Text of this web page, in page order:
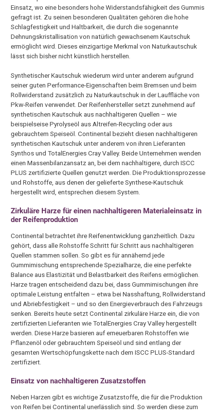
Einsatz, wo eine besonders hohe Widerstandsfähigkeit des Gummis
gefragt ist. Zu seinen besonderen Qualitäten gehören die hohe
Schlagfestigkeit und Haltbarkeit, die durch die sogenannte
Dehnungskristallisation von natürlich gewachsenem Kautschuk
ermöglicht wird. Dieses einzigartige Merkmal von Naturkautschuk
lässt sich bisher nicht künstlich herstellen.
Synthetischer Kautschuk wiederum wird unter anderem aufgrund
seiner guten Performance-Eigenschaften beim Bremsen und beim
Rollwiderstand zusätzlich zu Naturkautschuk in der Lauffläche von
Pkw-Reifen verwendet. Der Reifenhersteller setzt zunehmend auf
synthetischen Kautschuk aus nachhaltigeren Quellen – wie
beispielseise Pyrolyseöl aus Altreifen-Recycling oder aus
gebrauchtem Speiseöl. Continental bezieht diesen nachhaltigeren
synthetischen Kautschuk unter anderem von ihren Lieferanten
Synthos und TotalEnergies Cray Valley. Beide Unternehmen wenden
einen Massenbilanzansatz an, bei dem nachhaltigere, durch ISCC
PLUS zertifizierte Quellen genutzt werden. Die Produktionsprozesse
und Rohstoffe, aus denen der gelieferte Synthese-Kautschuk
hergestellt wird, entsprechen diesem System.
Zirkuläre Harze für einen nachhaltigeren Materialeinsatz in
der Reifenproduktion
Continental betrachtet ihre Reifenentwicklung ganzheitlich. Dazu
gehört, dass alle Rohstoffe Schritt für Schritt aus nachhaltigeren
Quellen stammen sollen. So gibt es für annähernd jede
Gummimischung entsprechende Spezialharze, die eine perfekte
Balance aus Elastizität und Belastbarkeit des Reifens ermöglichen.
Harze tragen entscheidend dazu bei, dass Gummimischungen ihre
optimale Leistung entfalten – etwa bei Nasshaftung, Rollwiderstand
und Abriebfestigkeit – und so den Energieverbrauch des Fahrzeugs
senken. Bereits heute setzt Continental zirkuläre Harze ein, die von
zertifizierten Lieferanten wie TotalEnergies Cray Valley hergestellt
werden. Diese Harze basieren auf erneuerbaren Rohstoffen wie
Pflanzenöl oder gebrauchtem Speiseöl und sind entlang der
gesamten Wertschöpfungskette nach dem ISCC PLUS-Standard
zertifiziert.
Einsatz von nachhaltigeren Zusatzstoffen
Neben Harzen gibt es wichtige Zusatzstoffe, die für die Produktion
von Reifen bei Continental unerlässlich sind. So werden diese zum